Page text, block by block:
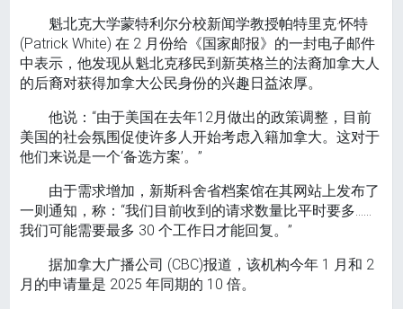
魁北克大学蒙特利尔分校新闻学教授帕特里克·怀特
(Patrick White) 在 2 月份给《国家邮报》的一封电子邮件
中表示，他发现从魁北克移民到新英格兰的法裔加拿大人
的后裔对获得加拿大公民身份的兴趣日益浓厚。
他说：“由于美国在去年12月做出的政策调整，目前
美国的社会氛围促使许多人开始考虑入籍加拿大。这对于
他们来说是一个‘备选方案’。”
由于需求增加，新斯科舍省档案馆在其网站上发布了
一则通知，称：“我们目前收到的请求数量比平时要多……
我们可能需要最多 30 个工作日才能回复。”
据加拿大广播公司 (CBC)报道，该机构今年 1 月和 2
月的申请量是 2025 年同期的 10 倍。